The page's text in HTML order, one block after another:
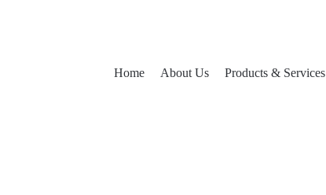
Home
About Us Products & Services